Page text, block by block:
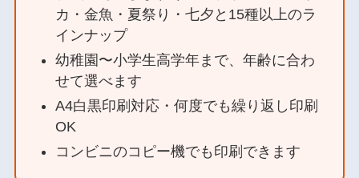
カ・金魚・夏祭り・七夕と15種以上のラ
インナップ
幼稚園〜小学生高学年まで、年齢に合わ
せて選べます
A4白黒印刷対応・何度でも繰り返し印刷
OK
コンビニのコピー機でも印刷できます